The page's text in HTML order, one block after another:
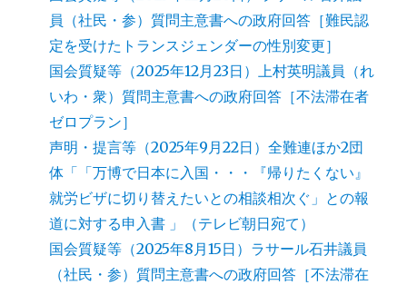
員（社民・参）質問主意書への政府回答［難民認
定を受けたトランスジェンダーの性別変更］
国会質疑等（2025年12月23日）上村英明議員（れ
いわ・衆）質問主意書への政府回答［不法滞在者
ゼロプラン］
声明・提言等（2025年9月22日）全難連ほか2団
体「「万博で日本に入国・・・『帰りたくない』
就労ビザに切り替えたいとの相談相次ぐ」との報
道に対する申入書 」（テレビ朝日宛て）
国会質疑等（2025年8月15日）ラサール石井議員
（社民・参）質問主意書への政府回答［不法滞在